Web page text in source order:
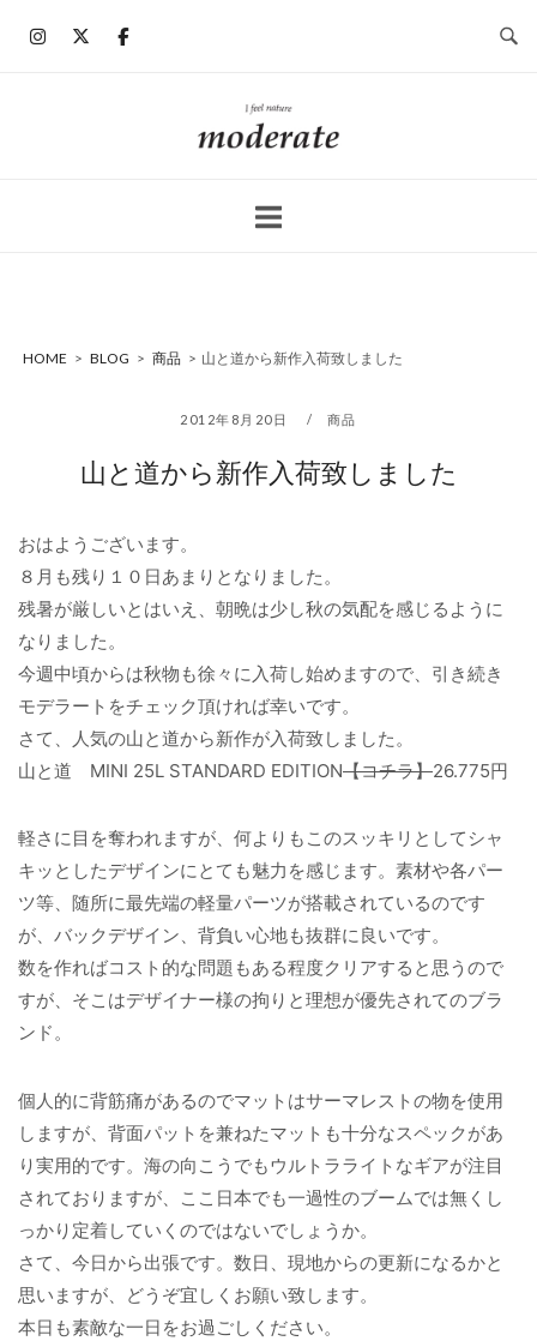
ホ
ー
HOME > BLOG > 商品 > 山と道から新作入荷致しました
2012年8月20日 商品
山と道から新作入荷致しました
おはようございます。
８月も残り１０日あまりとなりました。
残暑が厳しいとはいえ、朝晩は少し秋の気配を感じるように
なりました。
今週中頃からは秋物も徐々に入荷し始めますので、引き続き
モデラートをチェック頂ければ幸いです。
さて、人気の山と道から新作が入荷致しました。
山と道 MINI 25L STANDARD EDITION【コチラ】26.775円
軽さに目を奪われますが、何よりもこのスッキリとしてシャ
キッとしたデザインにとても魅力を感じます。素材や各パー
ツ等、随所に最先端の軽量パーツが搭載されているのです
が、バックデザイン、背負い心地も抜群に良いです。
数を作ればコスト的な問題もある程度クリアすると思うので
すが、そこはデザイナー様の拘りと理想が優先されてのブラ
ンド。
個人的に背筋痛があるのでマットはサーマレストの物を使用
しますが、背面パットを兼ねたマットも十分なスペックがあ
り実用的です。海の向こうでもウルトラライトなギアが注目
されておりますが、ここ日本でも一過性のブームでは無くし
っかり定着していくのではないでしょうか。
さて、今日から出張です。数日、現地からの更新になるかと
思いますが、どうぞ宜しくお願い致します。
本日も素敵な一日をお過ごしください。